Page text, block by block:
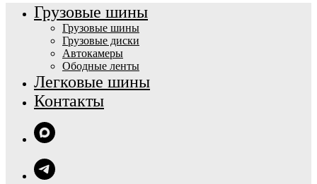
Грузовые шины
Грузовые шины
Грузовые диски
Автокамеры
Ободные ленты
Легковые шины
Контакты